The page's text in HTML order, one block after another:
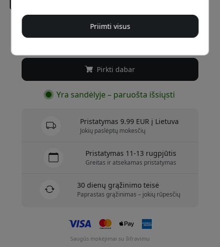
Rekomenduojama kaina
39.99 EUR
Pirkti dabar
Yra sandėlyje – paruošta išsiųsti
Pristatymas 9.99 EUR į Lietuva
Jokių paslėptų mokesčių
Pristatymas 11-13 rugpjūtis
Greitas ir atsekamas pristatymas
30 dienų grąžinimo teisė
Paprastas grąžinimas – jokių rūpesčių
Saugūs mokėjimai su šifravimu
Priimti visus